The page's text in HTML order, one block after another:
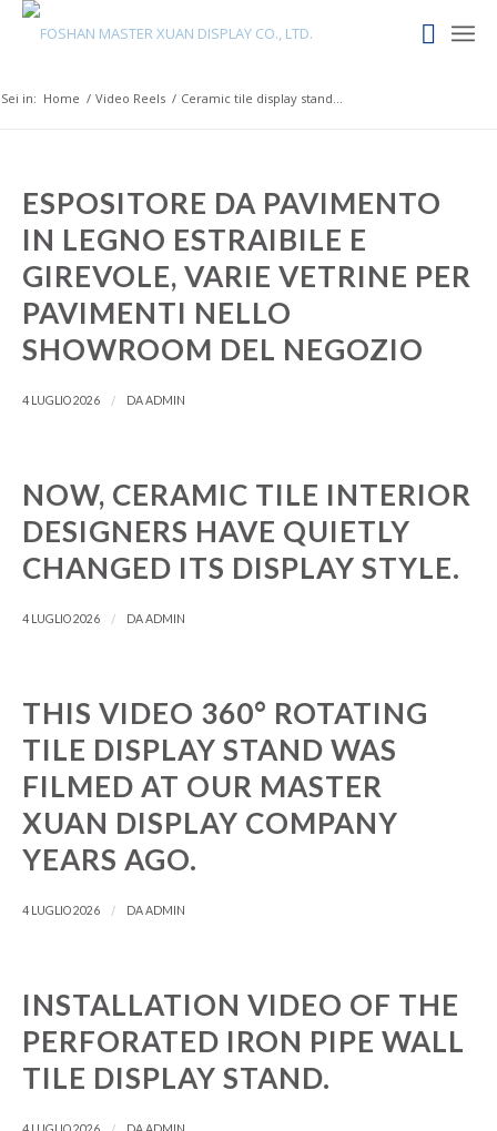
Sei in: Home / Video Reels / Ceramic tile display stand...
ESPOSITORE DA PAVIMENTO
IN LEGNO ESTRAIBILE E
GIREVOLE, VARIE VETRINE PER
PAVIMENTI NELLO
SHOWROOM DEL NEGOZIO
4 LUGLIO 2026 / DAADMIN
NOW, CERAMIC TILE INTERIOR
DESIGNERS HAVE QUIETLY
CHANGED ITS DISPLAY STYLE.
4 LUGLIO 2026 / DAADMIN
THIS VIDEO 360° ROTATING
TILE DISPLAY STAND WAS
FILMED AT OUR MASTER
XUAN DISPLAY COMPANY
YEARS AGO.
4 LUGLIO 2026 / DAADMIN
INSTALLATION VIDEO OF THE
PERFORATED IRON PIPE WALL
TILE DISPLAY STAND.
Thai
Tibetan
Tsonga
Turkish
Welsh
Yoruba